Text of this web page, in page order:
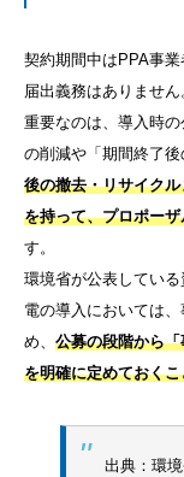
契約期間中はPPA事
届出義務はありません
重要なのは、導入時
の削減や「期間終了後
後の撤去・リサイク
を持って、プロポー
す。
環境省が公表してい
電の導入においては
め、 公募の段階から
を明確に定めておく
出典：環境